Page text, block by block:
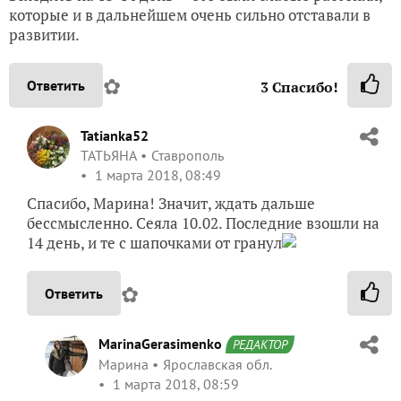
которые и в дальнейшем очень сильно отставали в
развитии.
Ответить ✿ 3Спасибо!
Tatianka52
ТАТЬЯНА
Ставрополь
1 марта 2018, 08:49
Спасибо, Марина! Значит, ждать дальше
бессмысленно. Сеяла 10.02. Последние взошли на
14 день, и те с шапочками от гранул
Ответить ✿
MarinaGerasimenko РЕДАКТОР
Марина
Ярославская обл.
1 марта 2018, 08:59